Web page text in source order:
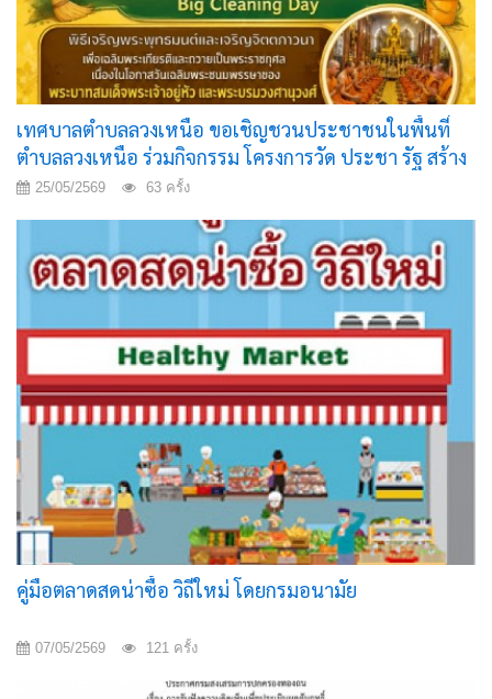
เทศบาลตำบลลวงเหนือ ขอเชิญชวนประชาชนในพื้นที่
ตำบลลวงเหนือ ร่วมกิจกรรม โครงการวัด ประชา รัฐ สร้าง
สุข ภายใต้กิจกรรม “รวมพลังสร้างสัปปายะสู่วัดด้วยวิถี ๕ ส
25/05/2569 63 ครั้ง
คู่มือตลาดสดน่าซื้อ วิถีใหม่ โดยกรมอนามัย
07/05/2569 121 ครั้ง